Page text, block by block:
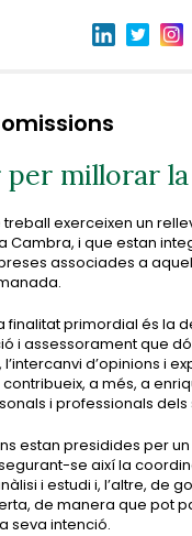
millorar
treball exerceixen un
Cambra, i que estan
associades a
finalitat primordial és la
i assessorament que
d’opinions i
a més, a
i professionals dels
estan presidides per
se així la
i estudi i, l’altre, de
de manera que pot
seva intenció.